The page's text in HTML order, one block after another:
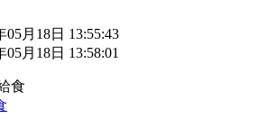
05月18日 13:55:43
月18日 13:58:01
食